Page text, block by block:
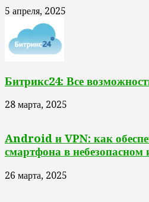
5 апреля, 2025
Битрикс24: Все
28 марта, 2025
Android и VPN: как
смартфона в небезопасном
26 марта, 2025